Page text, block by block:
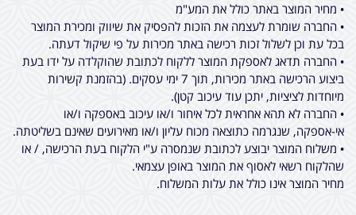
• מחיר המוצר באתר כולל את המע"מ
• החברה שומרת לעצמה את הזכות להפסיק את שיווק ומכירת המוצר
בכל עת וכן לשלול זכות רכישה באתר מכירות על פי שיקול דעתה.
• החברה תדאג לאספקת המוצר ללקוח לכתובת שהוקלדה על ידו בעת
ביצוע הרכישה באתר מכירות, תוך 7 ימי עסקים. (בהזמנת קשירות
מיוחדות לציציות, יתכן עוד עיכוב קטן).
• החברה לא תהא אחראית לכל איחור ו/או עיכוב באספקה ו/או
אי-אספקה, שנגרמה כתוצאה מכוח עליון ו/או מאירועים שאינם בשליטתה.
• משלוח המוצר יבוצע לכתובת שנמסרה ע"י הלקוח בעת הרכישה, / או
שהלקוח רשאי לאסוף את המוצר באופן עצמאי.
מחיר המוצר אינו כולל את עלות המשלוח.